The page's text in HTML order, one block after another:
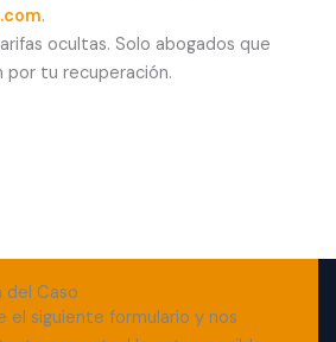
.
ocultas. Solo abogados que
por tu recuperación.
del Caso
el siguiente formulario y nos